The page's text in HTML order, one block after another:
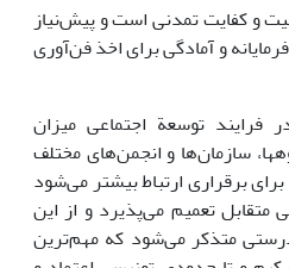
و کفایت تمدنی است و پیش‌نیاز
و آمادگی برای اخذ فن‌آوری
فرایند توسعة اجتماعی میزان
سازمان‌ها و انجمن‌های مختلف
برقراری ارتباط بیشتر می‌شود
متقابل تعمیم می‌پذیرد و از این
متذکر می‌شود که مهم‌ترین